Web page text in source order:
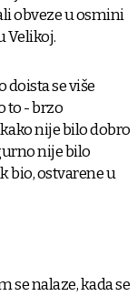
obveze u osmini
Velikoj.
doista se više
to - brzo
nije bilo dobro
nije bilo
bio, ostvarene u
se nalaze, kada se